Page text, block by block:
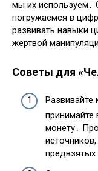
мы их используем․
погружаемся в
развивать навыки
жертвой
Советы для
Развивайте
принимайте
монету․
предвзятых